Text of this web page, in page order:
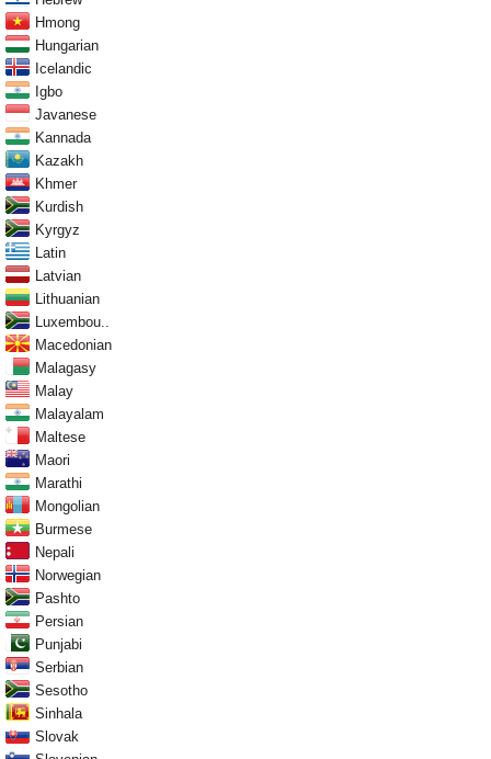
Hmong
Hungarian
Icelandic
Igbo
Javanese
Kannada
Kazakh
Khmer
Kurdish
Kyrgyz
Latin
Latvian
Lithuanian
Luxembou..
Macedonian
Malagasy
Malay
Malayalam
Maltese
Maori
Marathi
Mongolian
Burmese
Nepali
Norwegian
Pashto
Persian
Punjabi
Serbian
Sesotho
Sinhala
Slovak